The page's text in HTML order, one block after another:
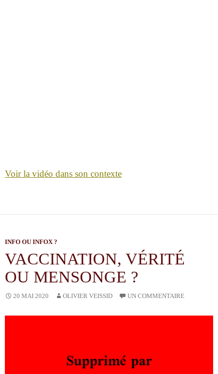
Voir la vidéo dans son contexte
INFO OU INFOX ?
VACCINATION, VÉRITÉ
OU MENSONGE ?
20 MAI 2020 OLIVIER VEISSID UN COMMENTAIRE